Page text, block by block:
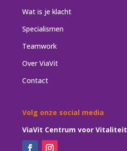
Wat is je klacht
Specialismen
Teamwork
Over ViaVit
Contact
Volg onze social media
ViaVit Centrum voor Vitaliteit